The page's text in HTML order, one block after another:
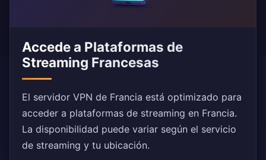
Accede a Plataformas de
Streaming Francesas
El servidor VPN de Francia está optimizado para
acceder a plataformas de streaming en Francia.
La disponibilidad puede variar según el servicio
de streaming y tu ubicación.